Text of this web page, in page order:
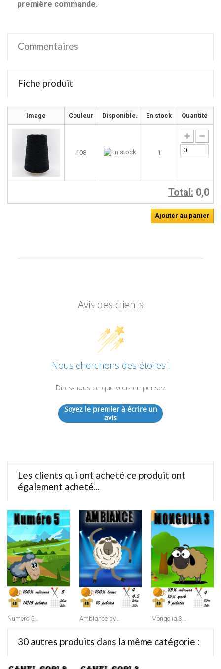
première commande.
Commentaires
Fiche produit
Image Couleur Disponible. En stock Quantité
108 1
Total: 0,0
Ajouter au panier
Avis des clients
Nous cherchons des étoiles !
Dites-nous ce que vous en pensez
Soyez le premier à écrire un
avis
Les clients qui ont acheté ce produit ont
également acheté...
Numero 5... Ambiance by... Mongolia 3...
30 autres produits dans la même catégorie :